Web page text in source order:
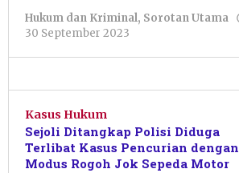
Hukum dan Kriminal, Sorotan Utama
30 September 2023
Shalahuddin
Kasus Hukum
Sejoli Ditangkap Polisi Diduga
Terlibat Kasus Pencurian dengan
Modus Rogoh Jok Sepeda Motor